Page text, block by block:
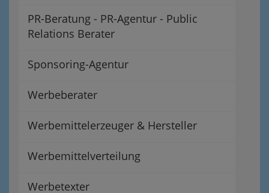
PR-Beratung - PR-Agentur - Public
Relations Berater
Sponsoring-Agentur
Werbeberater
Werbemittelerzeuger & Hersteller
Werbemittelverteilung
Werbetexter